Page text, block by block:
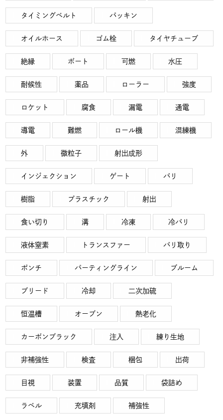
タイミングベルト パッキン
オイルホース ゴム栓 タイヤチューブ
絶縁 ボート 可燃 水圧
耐候性 薬品 ローラー 強度
ロケット 腐食 漏電 通電
導電 難燃 ロール機 混練機
外 微粒子 射出成形
インジェクション ゲート バリ
樹脂 プラスチック 射出
食い切り 溝 冷凍 冷バリ
液体窒素 トランスファー バリ取り
ポンチ パーティングライン ブルーム
ブリード 冷却 二次加硫
恒温槽 オーブン 熱老化
カーボンブラック 注入 練り生地
非補強性 検査 梱包 出荷
目視 装置 品質 袋詰め
ラベル 充填剤 補強性